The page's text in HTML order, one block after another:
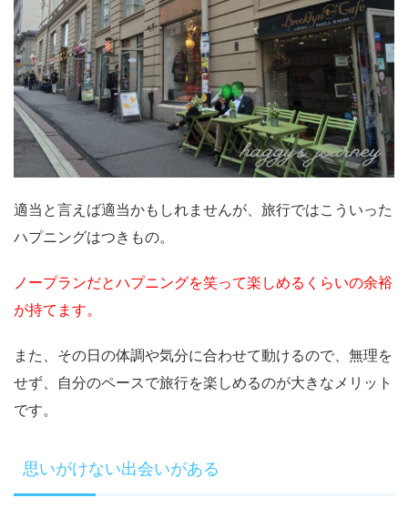
適当と言えば適当かもしれませんが、旅行ではこういった
ハプニングはつきもの。
ノープランだとハプニングを笑って楽しめるくらいの余裕
が持てます。
また、その日の体調や気分に合わせて動けるので、無理を
せず、自分のペースで旅行を楽しめるのが大きなメリット
です。
思いがけない出会いがある